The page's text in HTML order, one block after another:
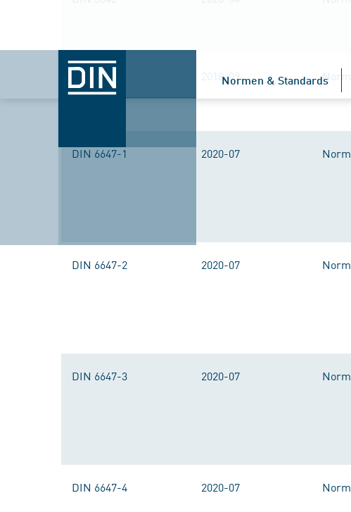
Normen & Standards
DIN 3542 2018-09 Norm
DIN 6647-1 2020-07 Norm
DIN 6647-2 2020-07 Norm
DIN 6647-3 2020-07 Norm
DIN 6647-4 2020-07 Norm